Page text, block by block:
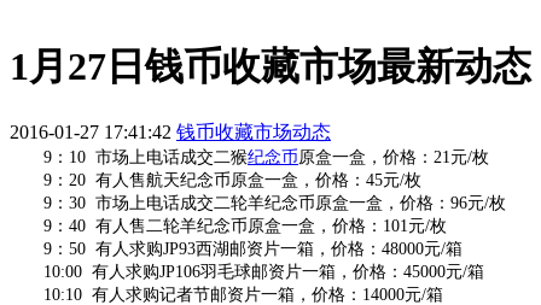
1月27日钱币收藏市场最新动态
2016-01-27 17:41:42 钱币收藏市场动态
9：10 市场上电话成交二猴纪念币 原盒一盒，价格：21元/枚
9：20 有人售航天纪念币原盒一盒，价格：45元/枚
9：30 市场上电话成交二轮羊纪念币原盒一盒，价格：96元/枚
9：40 有人售二轮羊纪念币原盒一盒，价格：101元/枚
9：50 有人求购JP93西湖邮资片一箱，价格：48000元/箱
10:00 有人求购JP106羽毛球邮资片一箱，价格：45000元/箱
10:10 有人求购记者节邮资片一箱，价格：14000元/箱